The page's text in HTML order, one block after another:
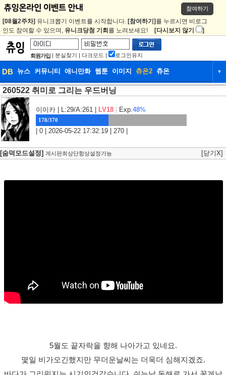
참여하기
[08월2주차] 유니크뽑기 이벤트를 시작합니다. [참여하기] 를 누르시면 비로그
인도 참여할 수 있으며, 유니크당첨 기회 를 노려보세요! [다시보지 않기 ]
회원가입 | 분실찾기 | 다크모드 | 로그인유지
DB 뉴스 커뮤니티 애니만화 웹툰 이미지 츄온2 츄온 ▼
DB 뉴스
웹툰 이미지 츄온2
260522 취미로 그리는 우드버닝
이이카 | L:29/A:261 | LV18 Exp.48%
178/370
| 0 | 2026-05-22 17:32:19 | 270 |
[숨덕모드설정] 게시판최상단항상설정가능 [닫기X]
5월도 끝자락을 향해 나아가고 있네요.
몇일 비가오긴했지만 무더운날씨는 더욱더 심해지겠죠.